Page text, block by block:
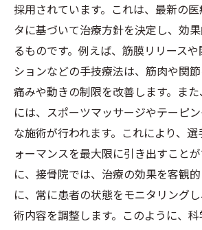
採用されています。これは、最新の
タに基づいて治療方針を決定し、効
るものです。例えば、筋膜リリース
ションなどの手技療法は、筋肉や関節
痛みや動きの制限を改善します。ま
には、スポーツマッサージやテーピ
な施術が行われます。これにより、
ォーマンスを最大限に引き出すこと
に、接骨院では、治療の効果を客観
に、常に患者の状態をモニタリング
術内容を調整します。このように、